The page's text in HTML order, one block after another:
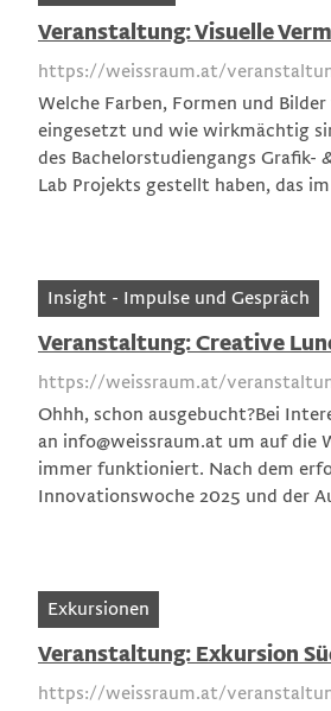
Veranstaltung: Visuelle
https://weissraum.at/
Welche Farben, Formen und
eingesetzt und wie wirkmächtig
des Bachelorstudiengangs
Lab Projekts gestellt haben, das
Insight - Impulse und Gespräch
Veranstaltung: Creative
https://weissraum.at/
Ohhh, schon ausgebucht?Bei
an info@weissraum.at um auf die
immer funktioniert. Nach dem
Innovationswoche 2025 und der
Exkursionen
Veranstaltung: Exkursion
https://weissraum.at/